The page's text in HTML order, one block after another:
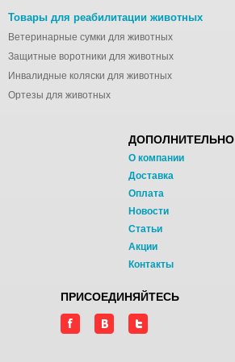
Товары для реабилитации животных
Ветеринарные сумки для животных
Защитные воротники для животных
Инвалидные коляски для животных
Ортезы для животных
ДОПОЛНИТЕЛЬНО
О компании
Доставка
Оплата
Новости
Статьи
Акции
Контакты
ПРИСОЕДИНЯЙТЕСЬ